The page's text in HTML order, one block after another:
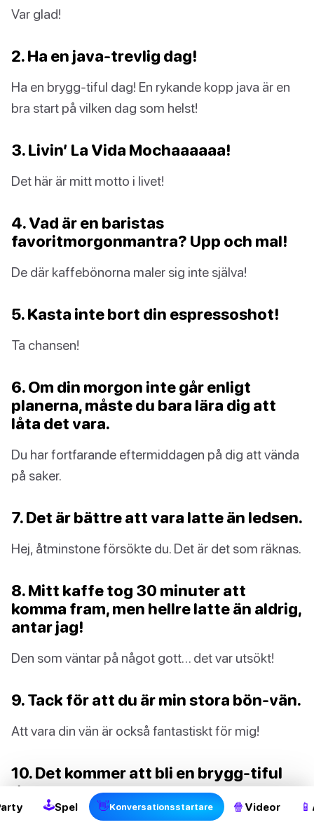
Var glad!
2. Ha en java-trevlig dag!
Ha en brygg-tiful dag! En rykande kopp java är en
bra start på vilken dag som helst!
3. Livin’ La Vida Mochaaaaaa!
Det här är mitt motto i livet!
4. Vad är en baristas
favoritmorgonmantra? Upp och mal!
De där kaffebönorna maler sig inte själva!
5. Kasta inte bort din espressoshot!
Ta chansen!
6. Om din morgon inte går enligt
planerna, måste du bara lära dig att
låta det vara.
Du har fortfarande eftermiddagen på dig att vända
på saker.
7. Det är bättre att vara latte än ledsen.
Hej, åtminstone försökte du. Det är det som räknas.
8. Mitt kaffe tog 30 minuter att
komma fram, men hellre latte än aldrig,
antar jag!
Den som väntar på något gott… det var utsökt!
9. Tack för att du är min stora bön-vän.
Att vara din vän är också fantastiskt för mig!
10. Det kommer att bli en brygg-tiful
dag.
Att dricka gott kaffe med vänner gör det till en
🕹Spel 👋Konversationsstartare 🍿 Videor 📱